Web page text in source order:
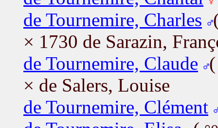
de Tournemire, Charles
× 1730 de Sarazin,
de Tournemire, Claude
× de Salers, Louise
de Tournemire, Clément